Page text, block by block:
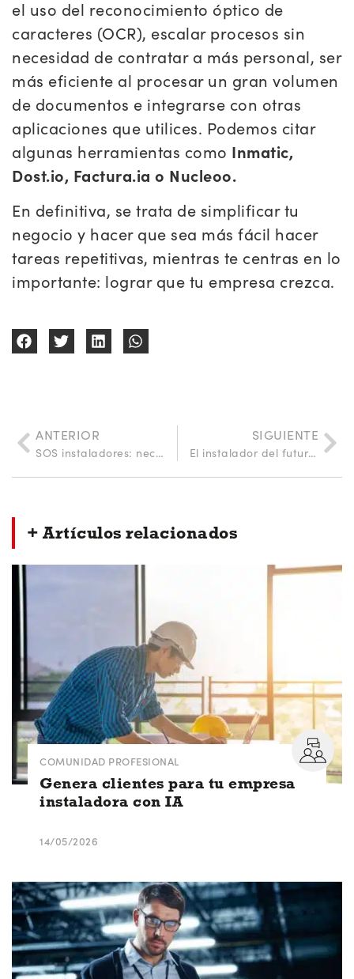
el uso del reconocimiento óptico de
caracteres (OCR), escalar procesos sin
necesidad de contratar a más personal, ser
más eficiente al procesar un gran volumen
de documentos e integrarse con otras
aplicaciones que utilices. Podemos citar
algunas herramientas como Inmatic,
Dost.io, Factura.ia o Nucleoo.
En definitiva, se trata de simplificar tu
negocio y hacer que sea más fácil hacer
tareas repetitivas, mientras te centras en lo
importante: lograr que tu empresa crezca.
ANTERIOR
SOS instaladores: necesidad urgente de personal cualificado
SIGUIENTE
El instalador del futuro: competencias que marcarán la diferencia
+ Artículos relacionados
COMUNIDAD PROFESIONAL
Genera clientes para tu empresa
instaladora con IA
14/05/2026